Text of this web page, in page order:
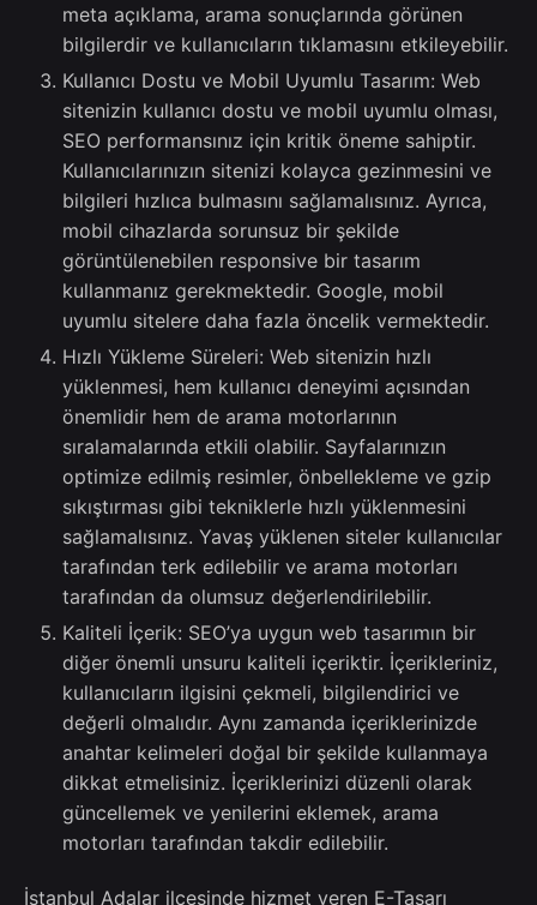
meta açıklama, arama sonuçlarında görünen
bilgilerdir ve kullanıcıların tıklamasını etkileyebilir.
Kullanıcı Dostu ve Mobil Uyumlu Tasarım: Web
sitenizin kullanıcı dostu ve mobil uyumlu olması,
SEO performansınız için kritik öneme sahiptir.
Kullanıcılarınızın sitenizi kolayca gezinmesini ve
bilgileri hızlıca bulmasını sağlamalısınız. Ayrıca,
mobil cihazlarda sorunsuz bir şekilde
görüntülenebilen responsive bir tasarım
kullanmanız gerekmektedir. Google, mobil
uyumlu sitelere daha fazla öncelik vermektedir.
Hızlı Yükleme Süreleri: Web sitenizin hızlı
yüklenmesi, hem kullanıcı deneyimi açısından
önemlidir hem de arama motorlarının
sıralamalarında etkili olabilir. Sayfalarınızın
optimize edilmiş resimler, önbellekleme ve gzip
sıkıştırması gibi tekniklerle hızlı yüklenmesini
sağlamalısınız. Yavaş yüklenen siteler kullanıcılar
tarafından terk edilebilir ve arama motorları
tarafından da olumsuz değerlendirilebilir.
Kaliteli İçerik: SEO’ya uygun web tasarımın bir
diğer önemli unsuru kaliteli içeriktir. İçerikleriniz,
kullanıcıların ilgisini çekmeli, bilgilendirici ve
değerli olmalıdır. Aynı zamanda içeriklerinizde
anahtar kelimeleri doğal bir şekilde kullanmaya
dikkat etmelisiniz. İçeriklerinizi düzenli olarak
güncellemek ve yenilerini eklemek, arama
motorları tarafından takdir edilebilir.
İstanbul Adalar ilçesinde hizmet veren E-Tasarı